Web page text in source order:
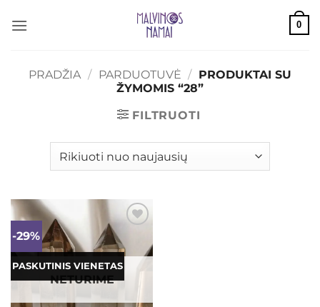
0
PRADŽIA / PARDUOTUVĖ / PRODUKTAI SU
ŽYMOMIS “28”
FILTRUOTI
-29%
PASKUTINIS VIENETAS
Mėgstamiausias
NETURIME